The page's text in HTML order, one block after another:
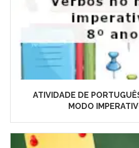
ATIVIDADE DE
MODO